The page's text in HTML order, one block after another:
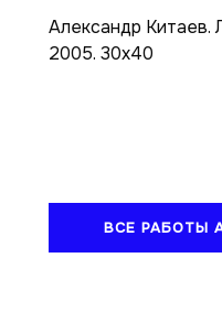
Александр Китаев.
2005. 30х40
ВСЕ РАБОТЫ